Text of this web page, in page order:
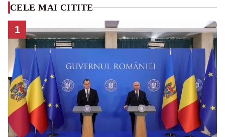
CELE MAI CITITE
1